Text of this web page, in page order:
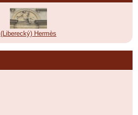
(Liberecký) Hermès